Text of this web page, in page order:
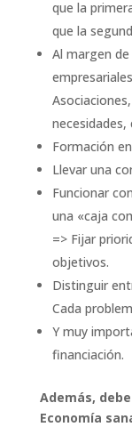
que la
que la
Al margen
necesidades,
Formación
Llevar una
Funcionar
una «caja
=> Fijar
objetivos.
Distinguir
Cada
Y muy
financiación.
Además,
Economía